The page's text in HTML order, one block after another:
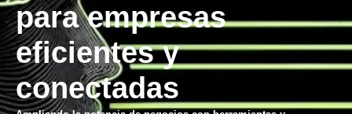
para empresas
eficientes y
conectadas